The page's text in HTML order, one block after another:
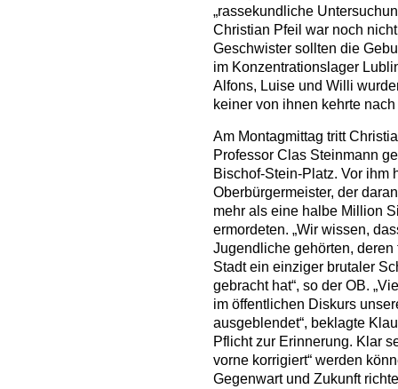
„rassekundliche
Christian Pfeil war noch
Geschwister sollten die
im Konzentrationslager
Alfons, Luise und Willi
keiner von ihnen kehrte
Am Montagmittag tritt
Professor Clas Steinmann
Bischof-Stein-Platz. Vor ihm
Oberbürgermeister, der
mehr als eine halbe Million
ermordeten. „Wir wissen,
Jugendliche gehörten,
Stadt ein einziger brutaler
gebracht hat“, so der OB.
im öffentlichen Diskurs
ausgeblendet“, beklagte
Pflicht zur Erinnerung. Klar
vorne korrigiert“ werden
Gegenwart und Zukunft